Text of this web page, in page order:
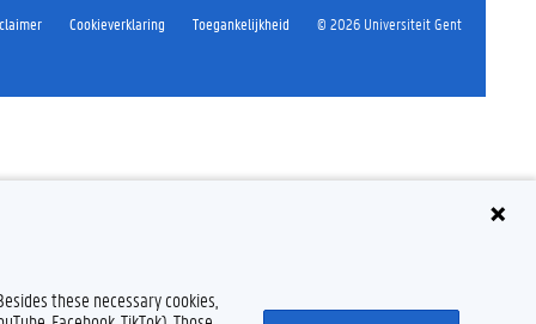
Cookieverklaring Toegankelijkheid © 2026 Universiteit Gent
these necessary cookies,